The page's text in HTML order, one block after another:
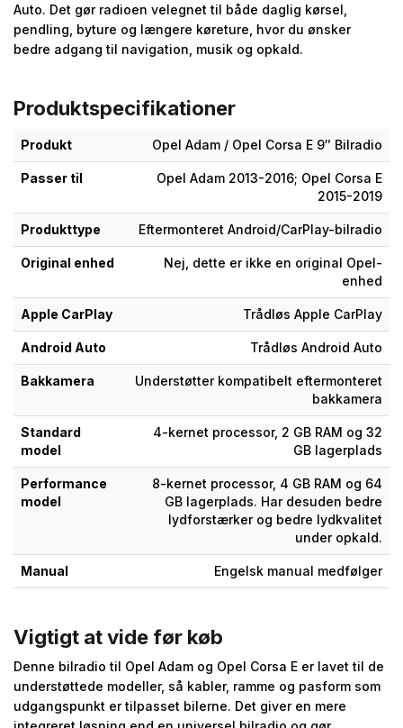
Auto. Det gør radioen velegnet til både daglig kørsel,
pendling, byture og længere køreture, hvor du ønsker
bedre adgang til navigation, musik og opkald.
Produktspecifikationer
Produkt Opel Adam / Opel Corsa E 9″ Bilradio
Passer til
Opel Adam 2013-2016; Opel Corsa E
2015-2019
Produkttype Eftermonteret Android/CarPlay-bilradio
Original enhed
Nej, dette er ikke en original Opel-
enhed
Apple CarPlay Trådløs Apple CarPlay
Android Auto Trådløs Android Auto
Bakkamera
Understøtter kompatibelt eftermonteret
bakkamera
Standard
model
4-kernet processor, 2 GB RAM og 32
GB lagerplads
Performance
model
8-kernet processor, 4 GB RAM og 64
GB lagerplads. Har desuden bedre
lydforstærker og bedre lydkvalitet
under opkald.
Manual Engelsk manual medfølger
Vigtigt at vide før køb
Denne bilradio til Opel Adam og Opel Corsa E er lavet til de
understøttede modeller, så kabler, ramme og pasform som
udgangspunkt er tilpasset bilerne. Det giver en mere